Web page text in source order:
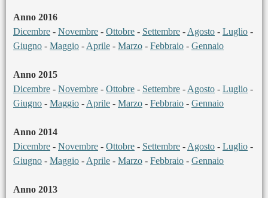
Anno 2016
Dicembre - Novembre - Ottobre - Settembre - Agosto - Luglio -
Giugno - Maggio - Aprile - Marzo - Febbraio - Gennaio
Anno 2015
Dicembre - Novembre - Ottobre - Settembre - Agosto - Luglio -
Giugno - Maggio - Aprile - Marzo - Febbraio - Gennaio
Anno 2014
Dicembre - Novembre - Ottobre - Settembre - Agosto - Luglio -
Giugno - Maggio - Aprile - Marzo - Febbraio - Gennaio
Anno 2013